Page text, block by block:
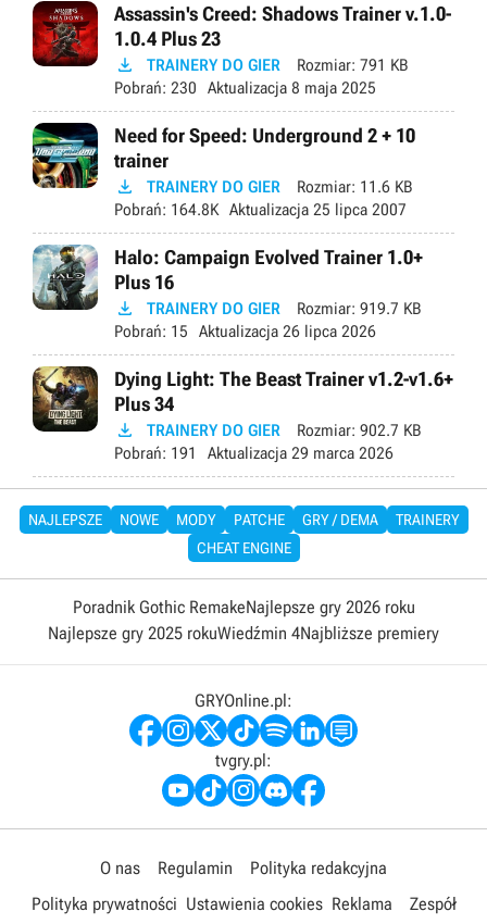
Assassin's Creed: Shadows Trainer v.1.0-
1.0.4 Plus 23
 TRAINERY DO GIER Rozmiar: 791 KB
Pobrań: 230 Aktualizacja 8 maja 2025
Need for Speed: Underground 2 + 10
trainer
 TRAINERY DO GIER Rozmiar: 11.6 KB
Pobrań: 164.8K Aktualizacja 25 lipca 2007
Halo: Campaign Evolved Trainer 1.0+
Plus 16
 TRAINERY DO GIER Rozmiar: 919.7 KB
Pobrań: 15 Aktualizacja 26 lipca 2026
Dying Light: The Beast Trainer v1.2-v1.6+
Plus 34
 TRAINERY DO GIER Rozmiar: 902.7 KB
Pobrań: 191 Aktualizacja 29 marca 2026
NAJLEPSZE NOWE MODY PATCHE GRY / DEMA
TRAINERY
CHEAT ENGINE
Poradnik Gothic RemakeNajlepsze gry 2026 roku
Najlepsze gry 2025 rokuWiedźmin 4Najbliższe premiery
GRYOnline.pl:
tvgry.pl:
O nas Regulamin
Polityka redakcyjna
Polityka prywatności Ustawienia cookies Reklama Zespół